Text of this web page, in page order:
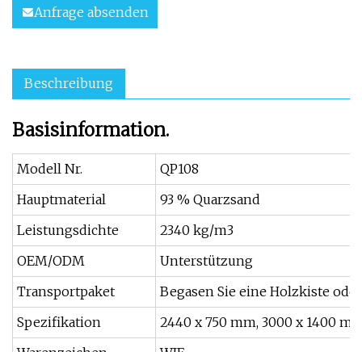
Anfrage absenden
Beschreibung
Basisinformation.
Modell Nr.
QP108
Hauptmaterial
93 % Quarzsand
Leistungsdichte
2340 kg/m3
OEM/ODM
Unterstützung
Transportpaket
Begasen Sie eine Holzkiste
Spezifikation
2440 x 750 mm, 3000 x 1400